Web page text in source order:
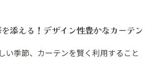
添える！デザイン性豊かなカーテン
い季節、カーテンを賢く利用すること